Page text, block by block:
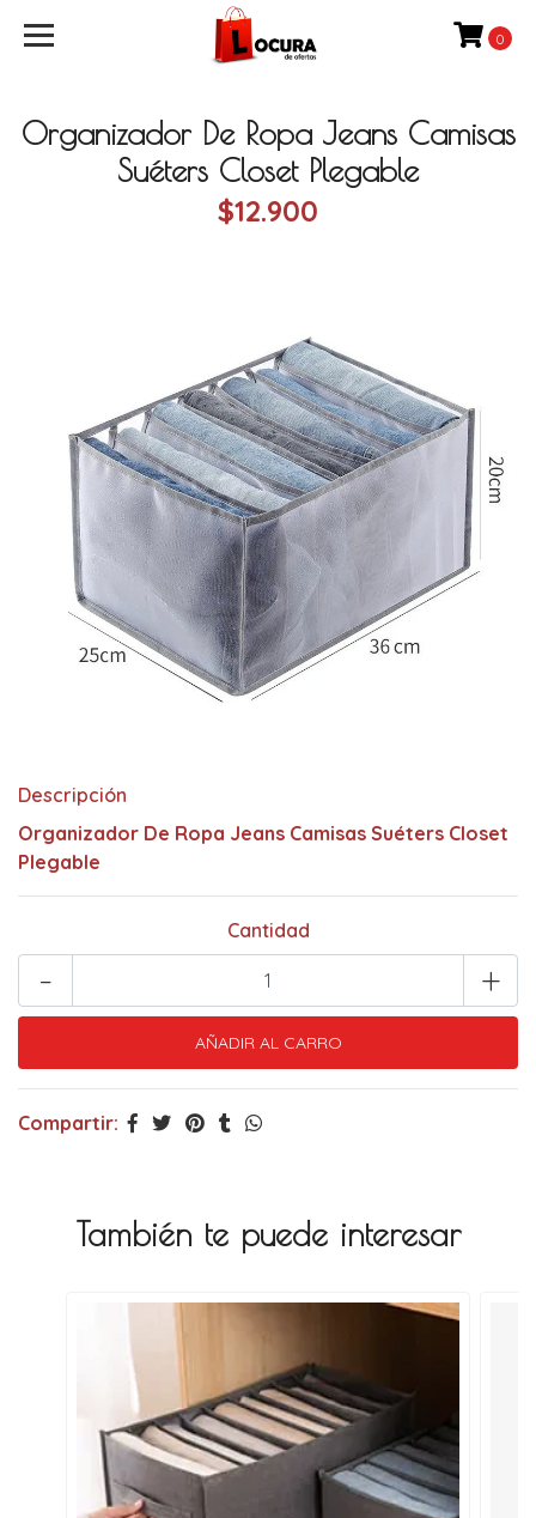
0
Organizador De Ropa Jeans Camisas
Suéters Closet Plegable
$12.900
Descripción
Organizador De Ropa Jeans Camisas Suéters Closet
Plegable
Cantidad
+
-
Compartir:
También te puede interesar